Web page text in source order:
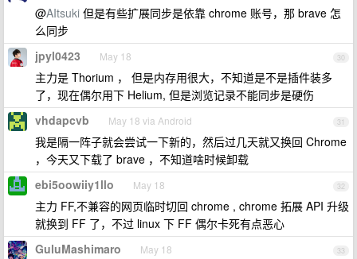
@AItsuki 但是有些扩展同步是依靠 chrome 账号，那 brave 怎
么同步
30
jpyl0423 May 18
主力是 Thorium ， 但是内存用很大，不知道是不是插件装多
了，现在偶尔用下 Helium, 但是浏览记录不能同步是硬伤
31
vhdapcvb May 18 via Android
我是隔一阵子就会尝试一下新的，然后过几天就又换回 Chrome
，今天又下载了 brave ，不知道啥时候卸载
32
ebi5oowiiy1llo May 18
主力 FF,不兼容的网页临时切回 chrome , chrome 拓展 API 升级
就换到 FF 了，不过 linux 下 FF 偶尔卡死有点恶心
33
GuluMashimaro May 18